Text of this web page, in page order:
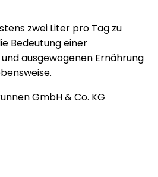
zwei Liter pro Tag zu
Bedeutung einer
ausgewogenen Ernährung
GmbH & Co. KG